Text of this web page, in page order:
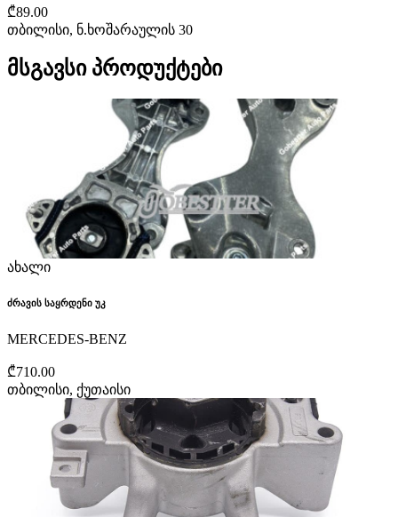
₾89.00
თბილისი, ნ.ხოშარაულის 30
მსგავსი პროდუქტები
ახალი
ძრავის საყრდენი უკ
MERCEDES-BENZ
₾710.00
თბილისი, ქუთაისი